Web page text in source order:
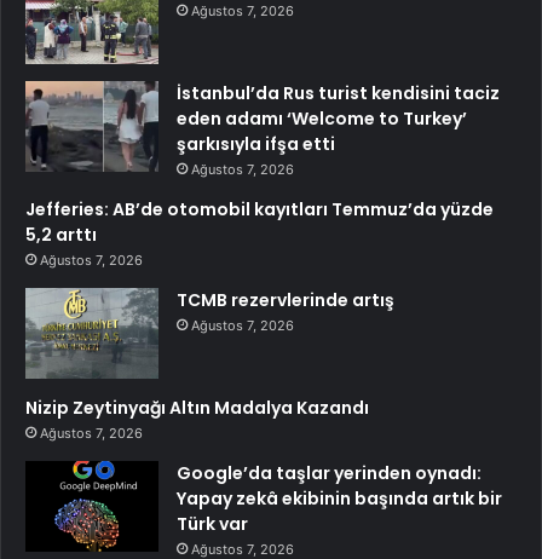
Ağustos 7, 2026
İstanbul’da Rus turist kendisini taciz
eden adamı ‘Welcome to Turkey’
şarkısıyla ifşa etti
Ağustos 7, 2026
Jefferies: AB’de otomobil kayıtları Temmuz’da yüzde
5,2 arttı
Ağustos 7, 2026
TCMB rezervlerinde artış
Ağustos 7, 2026
Nizip Zeytinyağı Altın Madalya Kazandı
Ağustos 7, 2026
Google’da taşlar yerinden oynadı:
Yapay zekâ ekibinin başında artık bir
Türk var
Ağustos 7, 2026